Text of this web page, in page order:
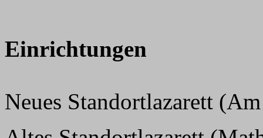
Einrichtungen
Neues Standortlazarett